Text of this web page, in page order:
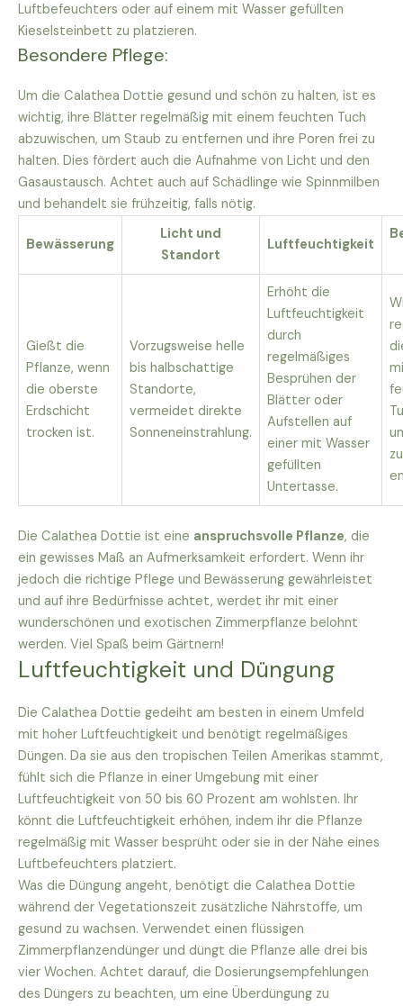
Luftbefeuchters oder auf einem mit Wasser gefüllten
Kieselsteinbett zu platzieren.
Besondere Pflege:
Um die Calathea Dottie gesund und schön zu halten, ist es
wichtig, ihre Blätter regelmäßig mit einem feuchten Tuch
abzuwischen, um Staub zu entfernen und ihre Poren frei zu
halten. Dies fördert auch die Aufnahme von Licht und den
Gasaustausch. Achtet auch auf Schädlinge wie Spinnmilben
und behandelt sie frühzeitig, falls nötig.
Bewässerung
Licht und
Standort
Luftfeuchtigkeit
Gießt die
Pflanze, wenn
die oberste
Erdschicht
trocken ist.
Vorzugsweise helle
bis halbschattige
Standorte,
vermeidet direkte
Sonneneinstrahlung.
Erhöht die
Luftfeuchtigkeit
durch
regelmäßiges
Besprühen der
Blätter oder
Aufstellen auf
einer mit Wasser
gefüllten
Untertasse.
zu
Die Calathea Dottie ist eine anspruchsvolle Pflanze, die
ein gewisses Maß an Aufmerksamkeit erfordert. Wenn ihr
jedoch die richtige Pflege und Bewässerung gewährleistet
und auf ihre Bedürfnisse achtet, werdet ihr mit einer
wunderschönen und exotischen Zimmerpflanze belohnt
werden. Viel Spaß beim Gärtnern!
Luftfeuchtigkeit und Düngung
Die Calathea Dottie gedeiht am besten in einem Umfeld
mit hoher Luftfeuchtigkeit und benötigt regelmäßiges
Düngen. Da sie aus den tropischen Teilen Amerikas stammt,
fühlt sich die Pflanze in einer Umgebung mit einer
Luftfeuchtigkeit von 50 bis 60 Prozent am wohlsten. Ihr
könnt die Luftfeuchtigkeit erhöhen, indem ihr die Pflanze
regelmäßig mit Wasser besprüht oder sie in der Nähe eines
Luftbefeuchters platziert.
Was die Düngung angeht, benötigt die Calathea Dottie
während der Vegetationszeit zusätzliche Nährstoffe, um
gesund zu wachsen. Verwendet einen flüssigen
Zimmerpflanzendünger und düngt die Pflanze alle drei bis
vier Wochen. Achtet darauf, die Dosierungsempfehlungen
des Düngers zu beachten, um eine Überdüngung zu